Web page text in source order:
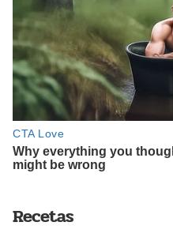
Recetas